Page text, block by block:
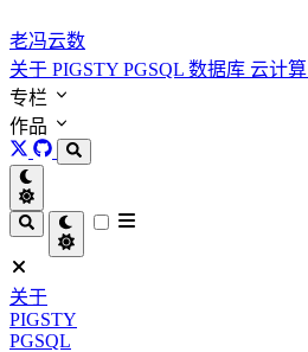
老冯云数
关于 PIGSTY PGSQL 数据库 云计算
专栏
作品
关于
PIGSTY
PGSQL